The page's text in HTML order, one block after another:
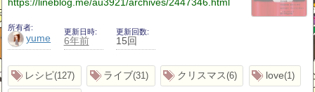
所有者
yume
更新日時
6年前
更新回数
15回
レシピ 127 ライブ 31 クリスマス 6 love 1